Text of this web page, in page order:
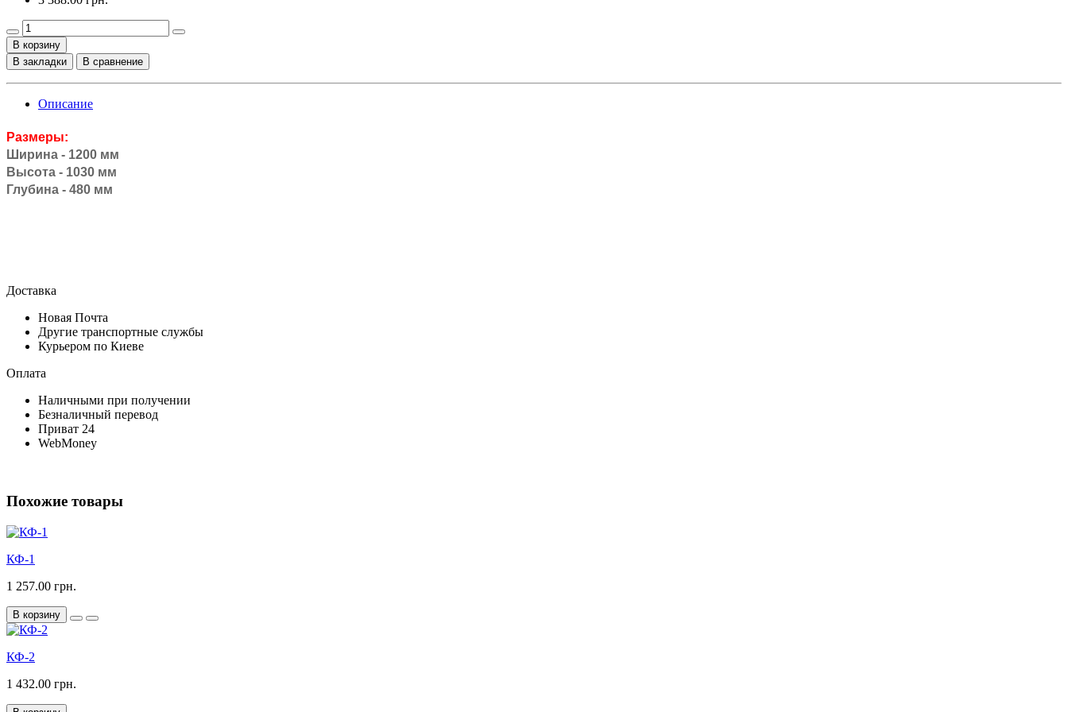
В корзину
В закладки
В сравнение
Описание
Размеры:
Ширина - 1200 мм
Высота - 1030 мм
Глубина - 480 мм
Доставка
Новая Почта
Другие транспортные службы
Курьером по Киеве
Оплата
Наличными при получении
Безналичный перевод
Приват 24
WebMoney
Похожие товары
КФ-1
1 257.00 грн.
В корзину
КФ-2
1 432.00 грн.